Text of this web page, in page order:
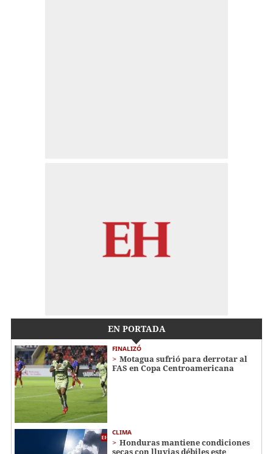
EN PORTADA
FINALIZÓ
Motagua sufrió para derrotar al
FAS en Copa Centroamericana
CLIMA
Honduras mantiene condiciones
secas con lluvias débiles este